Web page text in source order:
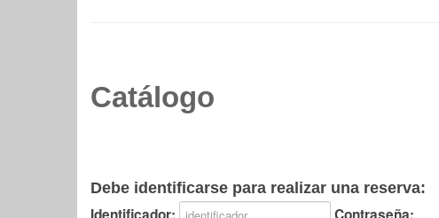
Catálogo
Debe identificarse para realizar una reserva: